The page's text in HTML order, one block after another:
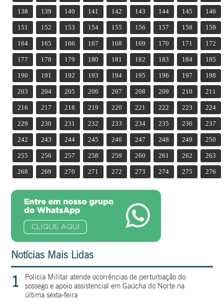
138 139 140 141 142 143 144 145 146
151 152 153 154 155 156 157 158 159
164 165 166 167 168 169 170 171 172
177 178 179 180 181 182 183 184 185
190 191 192 193 194 195 196 197 198
203 204 205 206 207 208 209 210 211
216 217 218 219 220 221 222 223 224
229 230 231 232 233 234 235 236 237
242 243 244 245 246 247 248 249 250
255 256 257 258 259 260 261 262 263
268 269 270 271 272 273 274 275 276
Notícias Mais Lidas
1
Polícia Militar atende ocorrências de perturbação do
sossego e apoio assistencial em Gaúcha do Norte na
última sexta-feira